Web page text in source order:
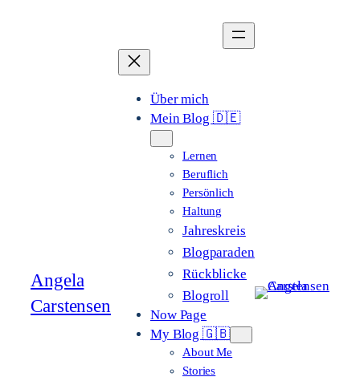
Angela
Carstensen
Über mich
Mein Blog 🇩🇪
Lernen
Beruflich
Persönlich
Haltung
Jahreskreis
Blogparaden
Rückblicke
Blogroll
Now Page
My Blog 🇬🇧
About Me
Stories